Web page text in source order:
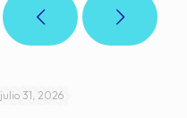
julio 31, 2026